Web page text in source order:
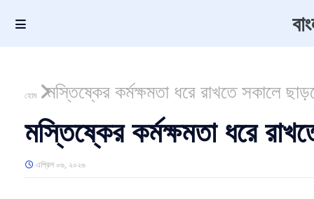
হোম মস্তিষ্কের কর্মক্ষমতা ধরে রাখতে সকালে
মস্তিষ্কের কর্মক্ষমতা ধরে
এপ্রিল ০৬, ২০২৬